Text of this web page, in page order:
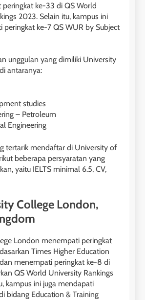
peringkat ke-33 di QS World
2023. Selain itu, kampus ini
peringkat ke-7 QS WUR by Subject
unggulan yang dimiliki University
antaranya:
studies
– Petroleum
Engineering
tertarik mendaftar di University of
beberapa persyaratan yang
yaitu IELTS minimal 6.5, CV,
College London,
London menempati peringkat
Times Higher Education
menempati peringkat ke-8 di
QS World University Rankings
kampus ini juga mendapati
bidang Education & Training